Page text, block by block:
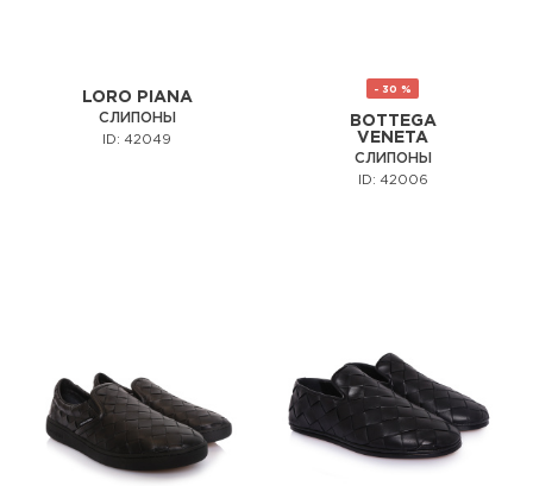
LORO PIANA
СЛИПОНЫ
ID: 42049
- 30 %
BOTTEGA
VENETA
СЛИПОНЫ
ID: 42006